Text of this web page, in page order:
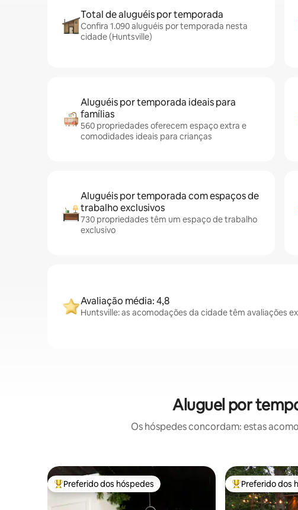
Total de aluguéis por temporada
Confira 1.090 aluguéis por temporada nesta
cidade (Huntsville)
Aluguéis por temporada ideais para
famílias
560 propriedades oferecem espaço extra e
comodidades ideais para crianças
Aluguéis por temporada com espaços de
trabalho exclusivos
730 propriedades têm um espaço de trabalho
exclusivo
Avaliação média: 4,8
Huntsville: as acomodações da cidade têm avaliações
Aluguel por
Os hóspedes concordam: estas
Entre os melhores preferidos dos hóspedes
Preferido dos hóspedes Entre os
Preferido dos